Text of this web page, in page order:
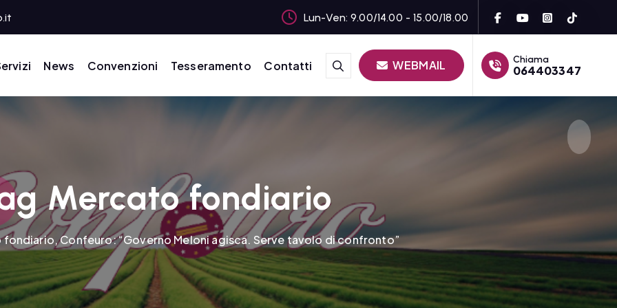
Lun-Ven: 9.00/14.00 - 15.00/18.00
News Convenzioni Tesseramento Contatti WEBMAIL Chiama
064403347
Mercato fondiario
fondiario, Confeuro: “Governo Meloni agisca. Serve tavolo di confronto”